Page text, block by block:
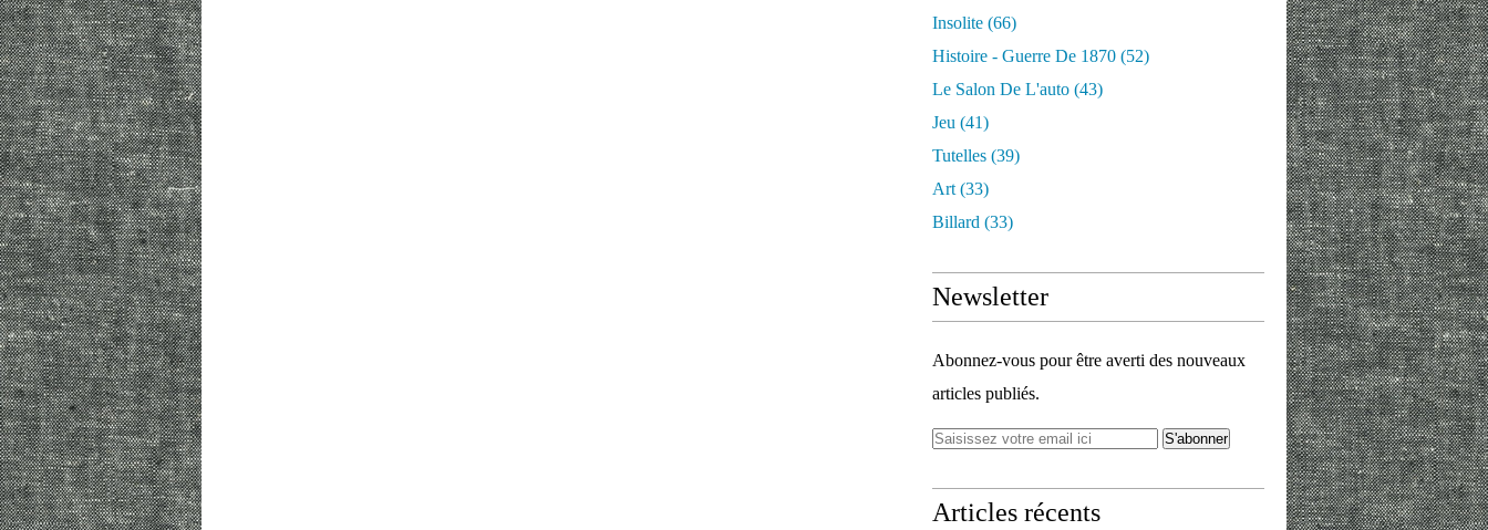
Insolite (66)
Histoire - Guerre De 1870 (52)
Le Salon De L'auto (43)
Jeu (41)
Tutelles (39)
Art (33)
Billard (33)
Newsletter
Abonnez-vous pour être averti des nouveaux
articles publiés.
Articles récents